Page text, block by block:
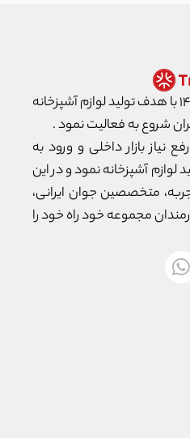
گروه تولیدی تک در سال ۱۴۰۰ با هدف تولید لوازم آشپزخانه
شروع به فعالیت نمود .
نیاز بازار داخلی و ورود به
لوازم آشپزخانه نمود و در این
متخصصین جوان ایرانی،
مجموعه خود راه خود را